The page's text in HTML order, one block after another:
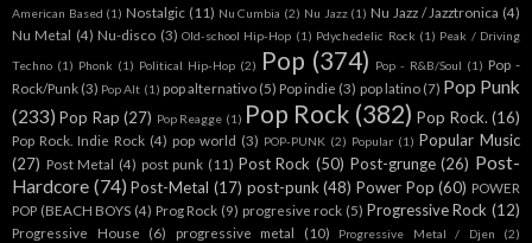
American Based (1) Nostalgic (11) Nu Cumbia (2) Nu Jazz (1) Nu Jazz / Jazztronica (4)
Nu Metal (4) Nu-disco (3) Old-school Hip-Hop (1) Pdychedelic Rock (1) Peak / Driving
Techno (1) Phonk (1) Political Hip-Hop (2) Pop (374) Pop - R&B/Soul (1) Pop -
Rock/Punk (3) Pop Alt (1) pop alternativo (5) Pop indie (3) pop latino (7) Pop Punk
(233) Pop Rap (27) Pop Reagge (1) Pop Rock (382) Pop Rock. (16)
Pop Rock. Indie Rock (4) pop world (3) POP-PUNK (2) Popular (1) Popular Music
(27) Post Metal (4) post punk (11) Post Rock (50) Post-grunge (26) Post-
Hardcore (74) Post-Metal (17) post-punk (48) Power Pop (60) POWER
POP (BEACH BOYS (4) Prog Rock (9) progresive rock (5) Progressive Rock (12)
Progressive House (6) progressive metal (10) Progressive Metal / Djen (2)